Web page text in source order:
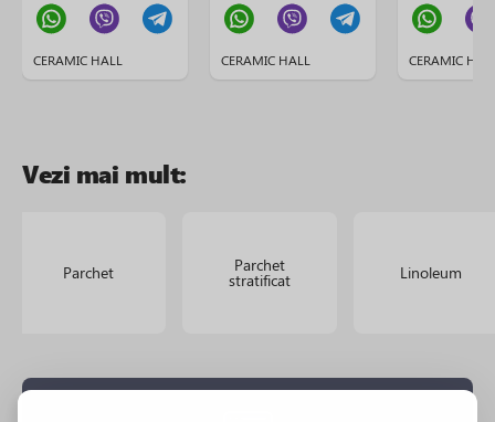
CERAMIC HALL CERAMIC HALL CERAMIC
Vezi mai mult:
Parchet Parchet
stratificat Linoleum